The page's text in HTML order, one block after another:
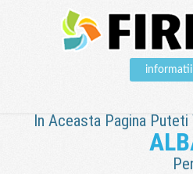
informatii
In Aceasta Pagina